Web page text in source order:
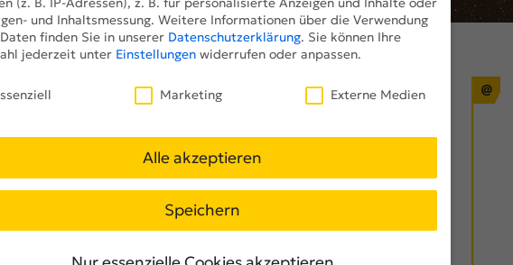
WARENREGAL
FÜR SUPERMÄRKTE FÜR
BORCO
des kanadischen Whiskeys J.P. Wiser’s,
Marken-Import, galt es eine interaktive und digitale
POS-Promotion-Maßnahme sollte für den
und Inhaltsmessung. Weitere Informationen über die Verwendung
finden Sie in unserer Datenschutzerklärung. Sie können Ihre
jederzeit unter Einstellungen widerrufen oder anpassen.
Marketing Externe Medien
Alle akzeptieren
Speichern